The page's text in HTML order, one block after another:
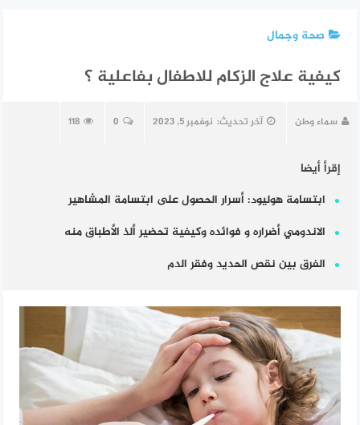
صحة وجمال
كيفية علاج الزكام للاطفال بفاعلية ؟
سماء وطن آخر تحديث: نوفمبر 5, 2023 0
118
إقرأ أيضا
ابتسامة هوليود: أسرار الحصول على ابتسامة المشاهير
الاندومي أضراره و فوائده وكيفية تحضير ألذ الأطباق منه
الفرق بين نقص الحديد وفقر الدم